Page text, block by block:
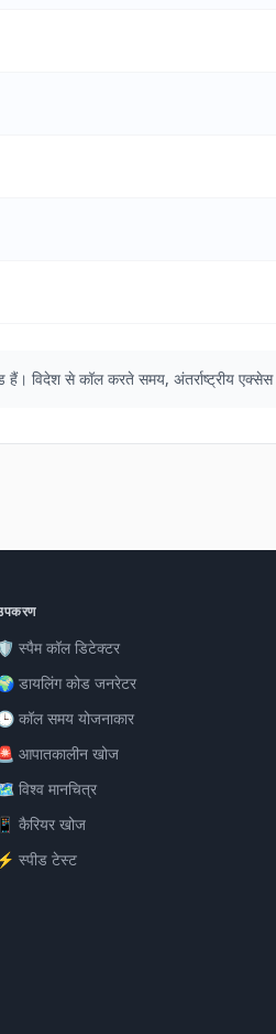
विदेश से कॉल करते समय, अंतर्राष्ट्रीय
स्पैम कॉल डिटेक्टर
डायलिंग कोड जनरेटर
कॉल समय योजनाकार
आपातकालीन खोज
विश्व मानचित्र
📱 कैरियर खोज
⚡ स्पीड टेस्ट